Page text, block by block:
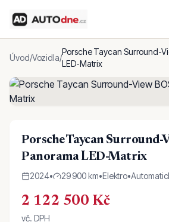
Úvod/Vozidla/
Porsche Taycan Surround-
LED-Matrix
Porsche Taycan Surround-
Panorama LED-Matrix
2024• 29 900 km•Elektro•
2 122 500 Kč
vč. DPH